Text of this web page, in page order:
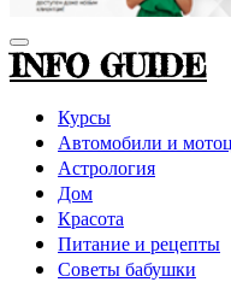
INFO GUIDE
Курсы
Автомобили и
Астрология
Дом
Красота
Питание и рецепты
Советы бабушки